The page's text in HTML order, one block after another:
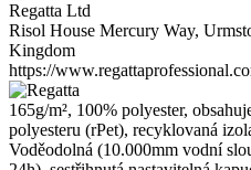
Regatta Ltd
Risol House Mercury Way,
Kingdom
https://
165g/m², 100% polyester,
polyesteru (rPet), recyklovaná
Voděodolná (10.000mm vodní